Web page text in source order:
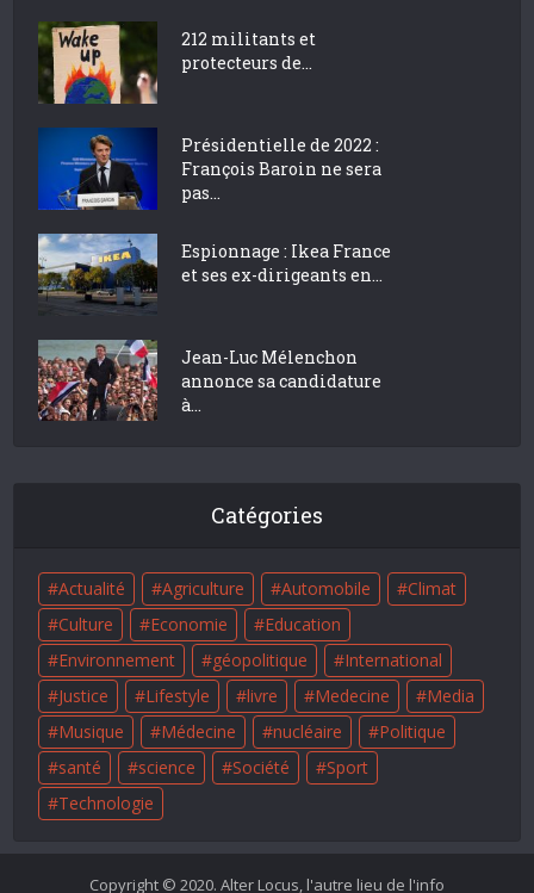
212 militants et
protecteurs de...
Présidentielle de 2022 :
François Baroin ne sera
pas...
Espionnage : Ikea France
et ses ex-dirigeants en...
Jean-Luc Mélenchon
annonce sa candidature
à...
Catégories
Actualité Agriculture Automobile
Climat
Culture
Economie
Education
Environnement
géopolitique
International
Justice
Lifestyle livre Medecine
Media
Musique
Médecine nucléaire
Politique
santé
science Société
Sport
Technologie
Copyright © 2020. Alter Locus, l'autre lieu de l'info